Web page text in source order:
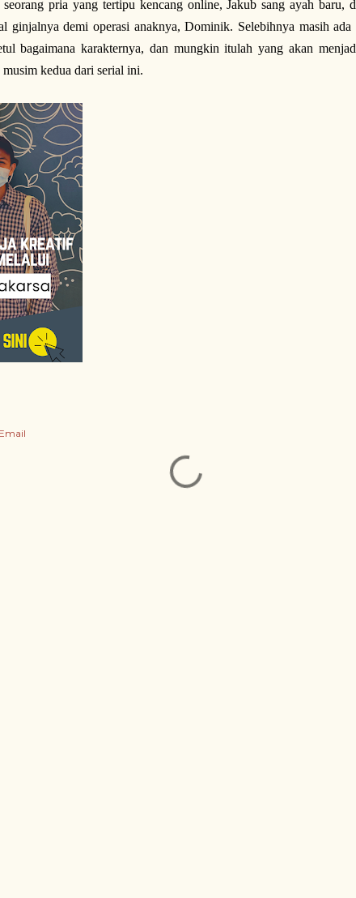
pria yang tertipu kencang online, Jakub sang ayah baru,
ginjalnya demi operasi anaknya, Dominik. Selebihnya masih ada
bagaimana karakternya, dan mungkin itulah yang akan
kedua dari serial ini.